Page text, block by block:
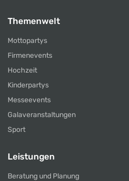
Themenwelt
Mottopartys
Firmenevents
Hochzeit
Kinderpartys
Messeevents
Galaveranstaltungen
Sport
Leistungen
Beratung und Planung